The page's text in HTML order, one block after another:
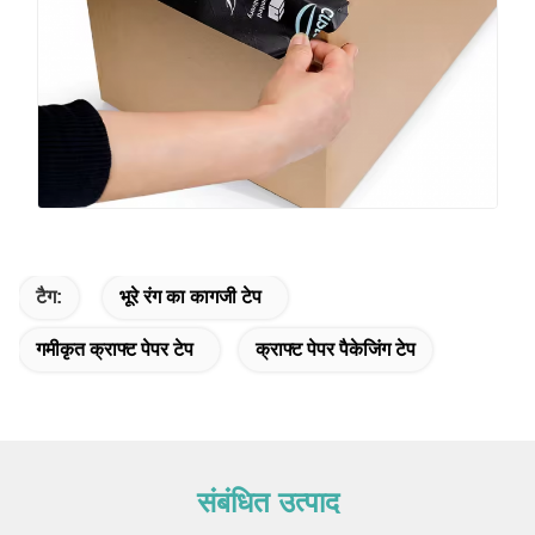
टैग: भूरे रंग का कागजी टेप
गमीकृत क्राफ्ट पेपर टेप क्राफ्ट पेपर पैकेजिंग टेप
संबंधित उत्पाद